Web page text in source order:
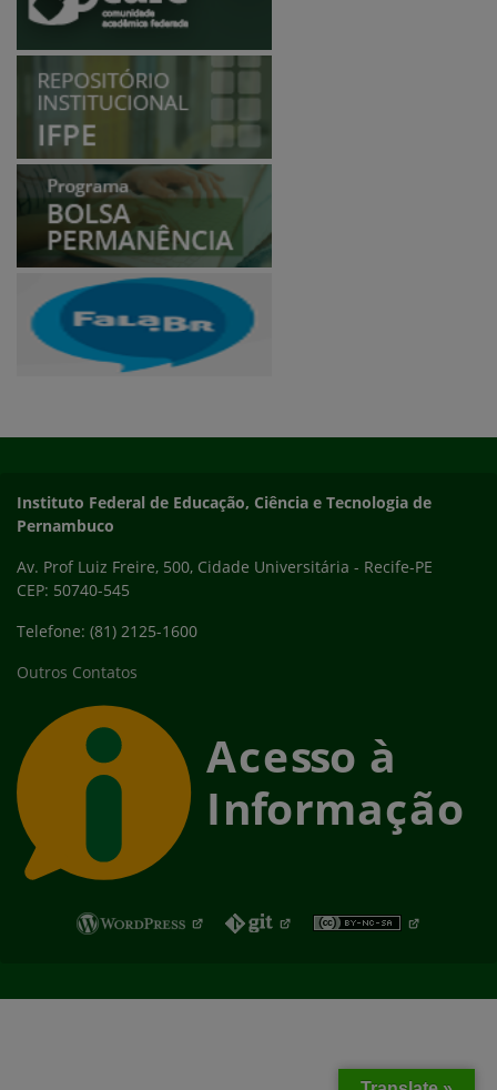
Repositório Institucional
Programa Bolsa Permanência
Fala BR
Instituto Federal de Educação, Ciência e Tecnologia de
Pernambuco
Av. Prof Luiz Freire, 500, Cidade Universitária - Recife-PE
CEP: 50740-545
Telefone: (81) 2125-1600
Outros Contatos